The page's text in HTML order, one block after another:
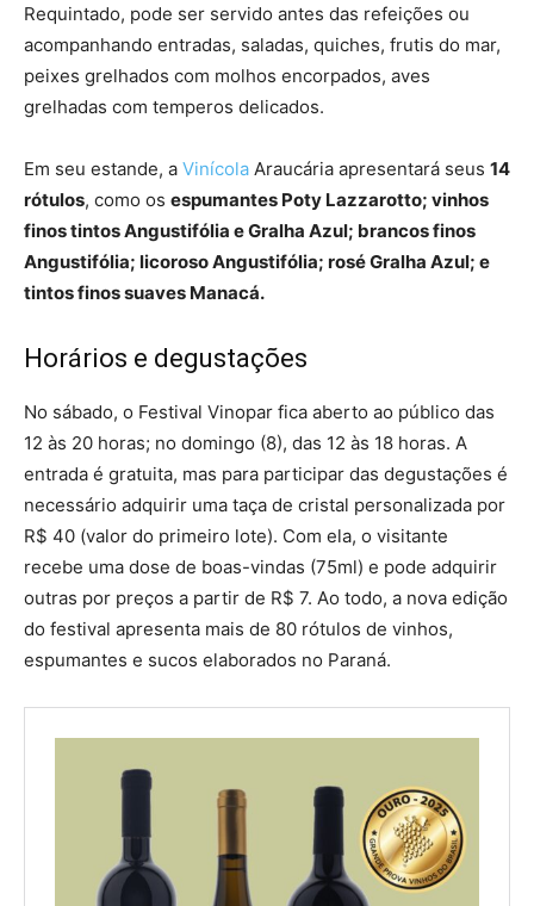
Requintado, pode ser servido antes das refeições ou
acompanhando entradas, saladas, quiches, frutis do mar,
peixes grelhados com molhos encorpados, aves
grelhadas com temperos delicados.
Em seu estande, a Vinícola Araucária apresentará seus 14
rótulos, como os espumantes Poty Lazzarotto; vinhos
finos tintos Angustifólia e Gralha Azul; brancos finos
Angustifólia; licoroso Angustifólia; rosé Gralha Azul; e
tintos finos suaves Manacá.
Horários e degustações
No sábado, o Festival Vinopar fica aberto ao público das
12 às 20 horas; no domingo (8), das 12 às 18 horas. A
entrada é gratuita, mas para participar das degustações é
necessário adquirir uma taça de cristal personalizada por
R$ 40 (valor do primeiro lote). Com ela, o visitante
recebe uma dose de boas-vindas (75ml) e pode adquirir
outras por preços a partir de R$ 7. Ao todo, a nova edição
do festival apresenta mais de 80 rótulos de vinhos,
espumantes e sucos elaborados no Paraná.